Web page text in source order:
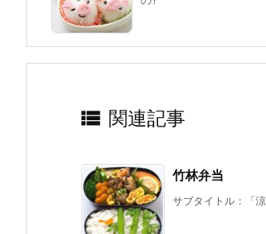
 関連記事
竹林弁当
サブタイトル：「